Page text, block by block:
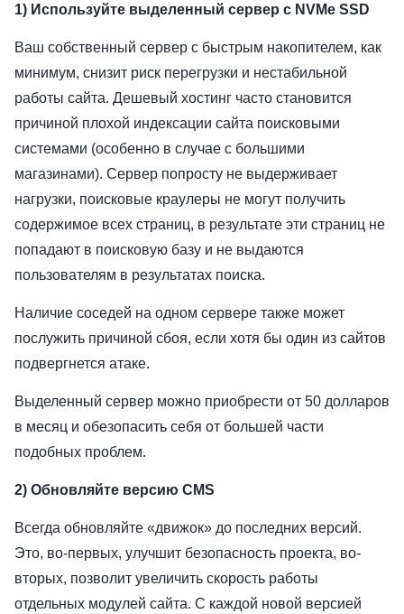
1) Используйте выделенный сервер с NVMe SSD
Ваш собственный сервер с быстрым накопителем, как
минимум, снизит риск перегрузки и нестабильной
работы сайта. Дешевый хостинг часто становится
причиной плохой индексации сайта поисковыми
системами (особенно в случае с большими
магазинами). Сервер попросту не выдерживает
нагрузки, поисковые краулеры не могут получить
содержимое всех страниц, в результате эти страниц не
попадают в поисковую базу и не выдаются
пользователям в результатах поиска.
Наличие соседей на одном сервере также может
послужить причиной сбоя, если хотя бы один из сайтов
подвергнется атаке.
Выделенный сервер можно приобрести от 50 долларов
в месяц и обезопасить себя от большей части
подобных проблем.
2) Обновляйте версию CMS
Всегда обновляйте «движок» до последних версий.
Это, во-первых, улучшит безопасность проекта, во-
вторых, позволит увеличить скорость работы
отдельных модулей сайта. С каждой новой версией